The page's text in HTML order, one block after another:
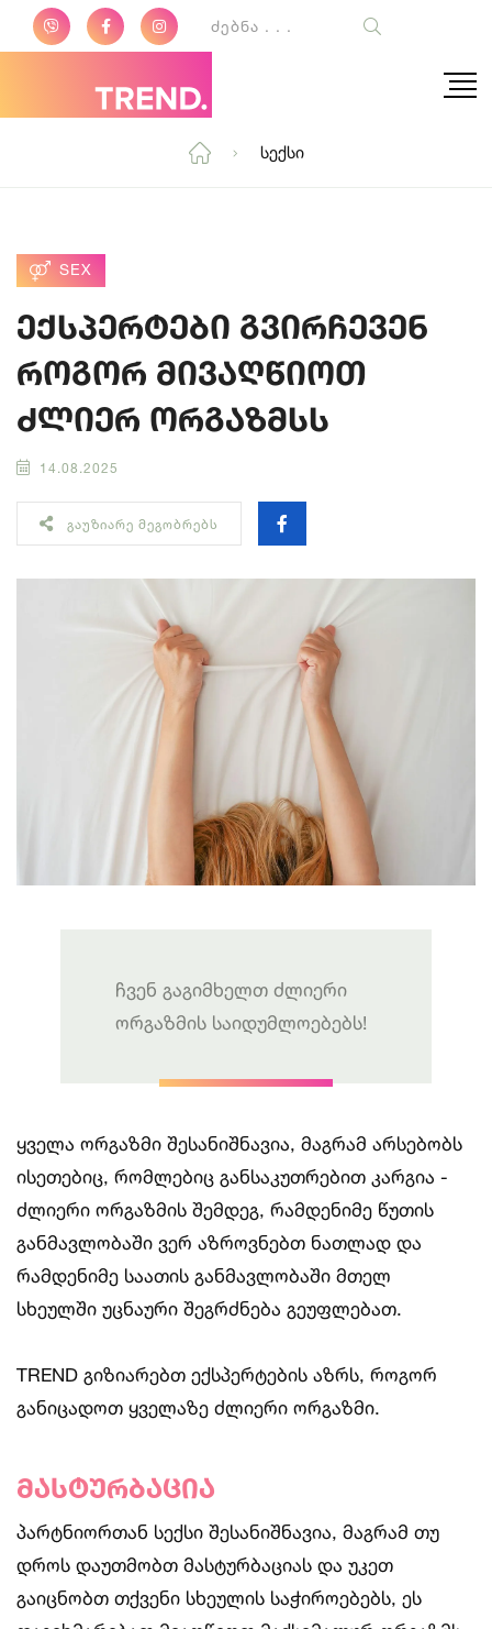
Სექსი
SEX
ექსპერტები გვირჩევენ
როგორ მივაღწიოთ
ძლიერ ორგაზმსს
14.08.2025
ᲒᲐᲣᲖᲘᲐᲠᲔ ᲛᲔᲒᲝᲑᲠᲔᲑᲡ
ჩვენ გაგიმხელთ ძლიერი
ორგაზმის საიდუმლოებებს!
ყველა ორგაზმი შესანიშნავია, მაგრამ არსებობს
ისეთებიც, რომლებიც განსაკუთრებით კარგია -
ძლიერი ორგაზმის შემდეგ, რამდენიმე წუთის
განმავლობაში ვერ აზროვნებთ ნათლად და
რამდენიმე საათის განმავლობაში მთელ
სხეულში უცნაური შეგრძნება გეუფლებათ.
TREND გიზიარებთ ექსპერტების აზრს, როგორ
განიცადოთ ყველაზე ძლიერი ორგაზმი.
მასტურბაცია
პარტნიორთან სექსი შესანიშნავია, მაგრამ თუ
დროს დაუთმობთ მასტურბაციას და უკეთ
გაიცნობთ თქვენი სხეულის საჭიროებებს, ეს